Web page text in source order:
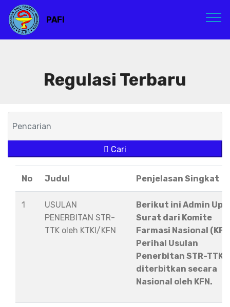
PAFI
Regulasi Terbaru
Cari
No Judul Penjelasan Singkat
1
USULAN
PENERBITAN STR-
TTK oleh KTKI/KFN
Berikut ini Admin
Surat dari Komite
Farmasi Nasional
Perihal Usulan
Penerbitan STR-TTK
diterbitkan secara
Nasional oleh KFN.